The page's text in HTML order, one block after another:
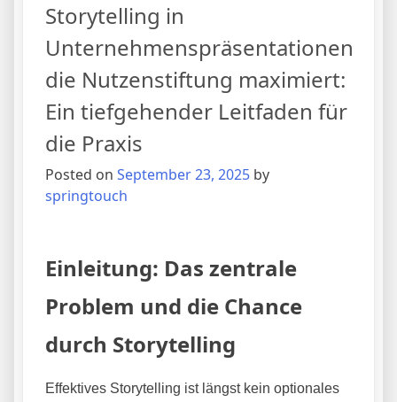
Storytelling in
Unternehmenspräsentationen
die Nutzenstiftung maximiert:
Ein tiefgehender Leitfaden für
die Praxis
Posted on September 23, 2025 by
springtouch
Einleitung: Das zentrale
Problem und die Chance
durch Storytelling
Effektives Storytelling ist längst kein optionales